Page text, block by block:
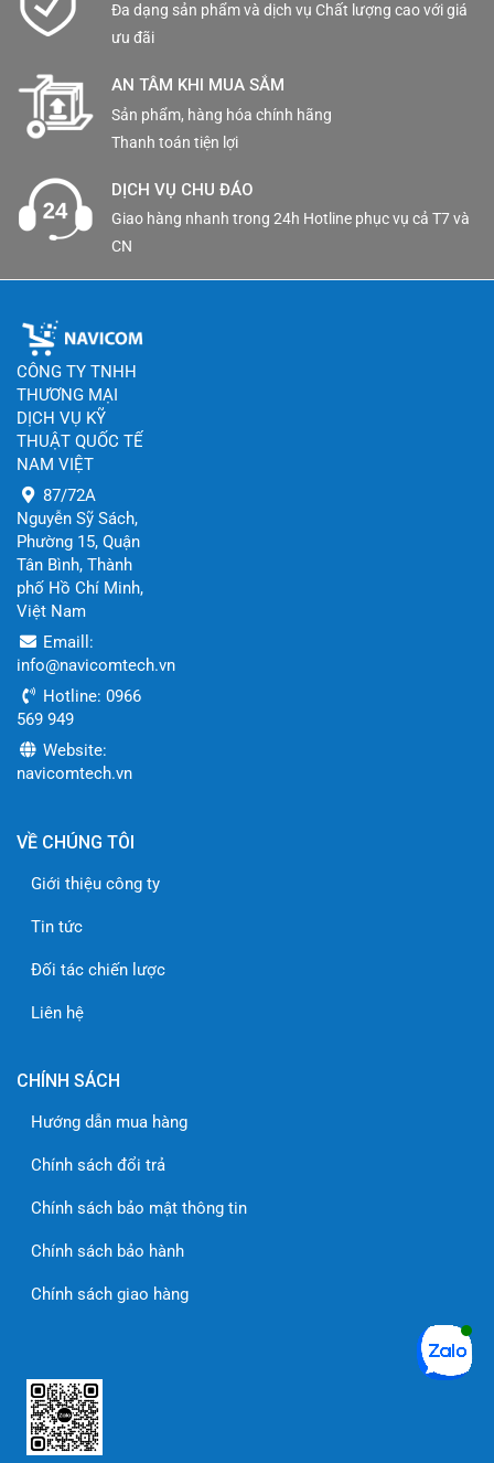
Đa dạng sản phẩm và dịch vụ Chất lượng cao với giá
ưu đãi
AN TÂM KHI MUA SẮM
Sản phẩm, hàng hóa chính hãng
Thanh toán tiện lợi
DỊCH VỤ CHU ĐÁO
Giao hàng nhanh trong 24h Hotline phục vụ cả T7 và
CN
CÔNG TY TNHH
THƯƠNG MẠI
DỊCH VỤ KỸ
THUẬT QUỐC TẾ
NAM VIỆT
87/72A
Nguyễn Sỹ Sách,
Phường 15, Quận
Tân Bình, Thành
phố Hồ Chí Minh,
Việt Nam
Emaill:
info@navicomtech.vn
Hotline: 0966
569 949
Website:
navicomtech.vn
VỀ CHÚNG TÔI
Giới thiệu công ty
Tin tức
Đối tác chiến lược
Liên hệ
CHÍNH SÁCH
Hướng dẫn mua hàng
Chính sách đổi trả
Chính sách bảo mật thông tin
Chính sách bảo hành
Chính sách giao hàng